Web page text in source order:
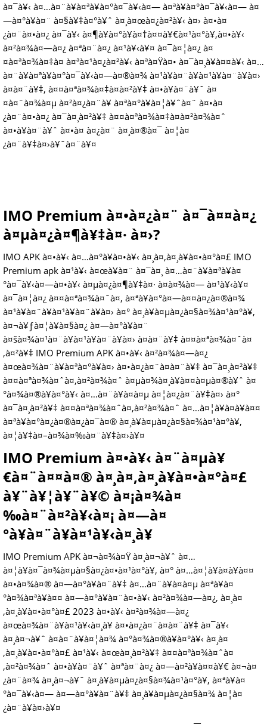
à¤¯à¥‹ à¤…à¤¨à¥à¤ªà¥à¤°à¤¯à¥‹à¤— à¤ªà¥à¤°à¤¯à¥‹à¤— à¤
—à¤°à¥à¤¨ à¤§à¥‡à¤°à¥ˆ à¤¸à¤œà¤¿à¤²à¥‹ à¤› à¤•à¤
¿à¤¨à¤•à¤¿ à¤¯à¥‹ à¤¶à¥à¤°à¥à¤†à¤¤à¥€à¤¹à¤°à¥‚à¤•à¥‹
à¤²à¤¾à¤—à¤¿ à¤ªà¤¨à¤¿ à¤¹à¥‹à¥¤ à¤¯à¤¦à¤¿ à¤
¤à¤ªà¤¾à¤‡à¤ à¤ªà¤¹à¤¿à¤²à¥‹ à¤ªà¤Ÿà¤• à¤¯à¤¸à¥à¤¤à¥‹ à¤…
à¤¨à¥à¤ªà¥à¤°à¤¯à¥‹à¤—à¤®à¤¾ à¤¹à¥à¤¨à¥à¤¹à¥à¤¨à¥à¤›
à¤­à¤¨à¥‡, à¤¤à¤ªà¤¾à¤‡à¤à¤²à¥‡ à¤•à¥à¤¨à¥ˆ à¤
¤à¤¨à¤¾à¤µ à¤²à¤¿à¤¨à¥ à¤ªà¤°à¥à¤¦à¥ˆà¤¨ à¤•à¤
¿à¤¨à¤•à¤¿ à¤¯à¤¸à¤²à¥‡ à¤¤à¤ªà¤¾à¤‡à¤à¤²à¤¾à¤ˆ
à¤•à¥à¤¨à¥ˆ à¤•à¤ à¤¿à¤¨ à¤¸à¤®à¤¯ à¤¦à¤
¿à¤¨à¥‡à¤›à¥ˆà¤¨à¥¤
IMO Premium à¤•à¤¿à¤¨ à¤¯à¤¤à¤¿
à¤µà¤¿à¤¶à¥‡à¤· à¤›?
IMO APK à¤•à¥‹ à¤…à¤°à¥à¤•à¥‹ à¤¸à¤‚à¤¸à¥à¤•à¤°à¤£ IMO
Premium apk à¤¹à¥‹ à¤œà¥à¤¨ à¤¯à¤¸ à¤…à¤¨à¥à¤ªà¥à¤
°à¤¯à¥‹à¤—à¤•à¥‹ à¤µà¤¿à¤¶à¥‡à¤· à¤­à¤¾à¤— à¤¹à¥‹à¥¤
à¤¯à¤¦à¤¿ à¤¤à¤ªà¤¾à¤ˆà¤‚ à¤ªà¥à¤°à¤—à¤¤à¤¿à¤®à¤¾
à¤¹à¥à¤¨à¥à¤¹à¥à¤¨à¥à¤› à¤° à¤¸à¥à¤µà¤¿à¤§à¤¾à¤¹à¤°à¥‚
à¤¬à¥ƒà¤¦à¥à¤§à¤¿ à¤—à¤°à¥à¤¨
à¤šà¤¾à¤¹à¤¨à¥à¤¹à¥à¤¨à¥à¤› à¤­à¤¨à¥‡ à¤¤à¤ªà¤¾à¤ˆà¤
‚à¤²à¥‡ IMO Premium APK à¤•à¥‹ à¤²à¤¾à¤—à¤¿
à¤œà¤¾à¤¨à¥à¤ªà¤°à¥à¤› à¤•à¤¿à¤¨à¤­à¤¨à¥‡ à¤¯à¤¸à¤²à¥‡
à¤¤à¤ªà¤¾à¤ˆà¤‚à¤²à¤¾à¤ˆ à¤µà¤¾à¤¸à¥à¤¤à¤µà¤®à¥ˆ à¤
°à¤¾à¤®à¥à¤°à¥‹ à¤…à¤¨à¥à¤­à¤µ à¤¦à¤¿à¤¨à¥‡à¤› à¤°
à¤¯à¤¸à¤²à¥‡ à¤¤à¤ªà¤¾à¤ˆà¤‚à¤²à¤¾à¤ˆ à¤…à¤¦à¥à¤­à¥à¤¤
à¤ªà¥à¤°à¤¿à¤®à¤¿à¤¯à¤® à¤¸à¥à¤µà¤¿à¤§à¤¾à¤¹à¤°à¥‚
à¤¦à¥‡à¤–à¤¾à¤‰à¤¨à¥‡à¤›à¥¤
IMO Premium à¤•à¥‹ à¤¨à¤µà¥
€à¤¨à¤¤à¤® à¤¸à¤‚à¤¸à¥à¤•à¤°à¤£
à¥¨à¥¦à¥¨à¥© à¤¡à¤¾à¤
‰à¤¨à¤²à¥‹à¤¡ à¤—à¤
°à¥à¤¨à¥à¤¹à¥‹à¤¸à¥
IMO Premium APK à¤¬à¤¾à¤Ÿ à¤¸à¤¬à¥ˆ à¤…
à¤¦à¥à¤¯à¤¾à¤µà¤§à¤¿à¤•à¤¹à¤°à¥‚ à¤° à¤…à¤¦à¥à¤­à¥à¤¤
à¤•à¤¾à¤® à¤—à¤°à¥à¤¨à¥‡ à¤…à¤¨à¥à¤­à¤µ à¤ªà¥à¤
°à¤¾à¤ªà¥à¤¤ à¤—à¤°à¥à¤¨à¤•à¥‹ à¤²à¤¾à¤—à¤¿, à¤¸à¤
‚à¤¸à¥à¤•à¤°à¤£ 2023 à¤•à¥‹ à¤²à¤¾à¤—à¤¿
à¤œà¤¾à¤¨à¥à¤¹à¥‹à¤¸à¥ à¤•à¤¿à¤¨à¤­à¤¨à¥‡ à¤¯à¥‹
à¤¸à¤¬à¥ˆ à¤­à¤¨à¥à¤¦à¤¾ à¤°à¤¾à¤®à¥à¤°à¥‹ à¤¸à¤
‚à¤¸à¥à¤•à¤°à¤£ à¤¹à¥‹ à¤œà¤¸à¤²à¥‡ à¤¤à¤ªà¤¾à¤ˆà¤
‚à¤²à¤¾à¤ˆ à¤•à¥à¤¨à¥ˆ à¤ªà¤¨à¤¿ à¤—à¤²à¥à¤¤à¥€ à¤¬à¤
¿à¤¨à¤¾ à¤¸à¤¬à¥ˆ à¤¸à¥à¤µà¤¿à¤§à¤¾à¤¹à¤°à¥‚ à¤ªà¥à¤
°à¤¯à¥‹à¤— à¤—à¤°à¥à¤¨à¥‡ à¤¸à¥à¤µà¤¿à¤§à¤¾ à¤¦à¤
¿à¤¨à¥à¤›à¥¤